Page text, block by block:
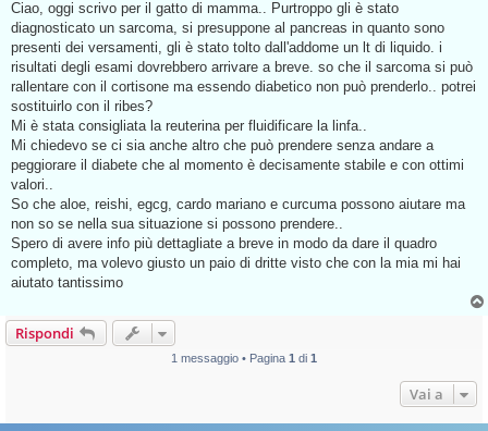
s
a
g
i
o
a
l
g
g
e
r
e
Ciao, oggi scrivo per il gatto di mamma.. Purtroppo gli è stato
diagnosticato un sarcoma, si presuppone al pancreas in quanto sono
presenti dei versamenti, gli è stato tolto dall'addome un lt di liquido. i
risultati degli esami dovrebbero arrivare a breve. so che il sarcoma si può
rallentare con il cortisone ma essendo diabetico non può prenderlo.. potrei
sostituirlo con il ribes?
Mi è stata consigliata la reuterina per fluidificare la linfa..
Mi chiedevo se ci sia anche altro che può prendere senza andare a
peggiorare il diabete che al momento è decisamente stabile e con ottimi
valori..
So che aloe, reishi, egcg, cardo mariano e curcuma possono aiutare ma
non so se nella sua situazione si possono prendere..
Spero di avere info più dettagliate a breve in modo da dare il quadro
completo, ma volevo giusto un paio di dritte visto che con la mia mi hai
aiutato tantissimo
Rispondi
1 messaggio • Pagina 1 di 1
Vai a
g
g
i
o